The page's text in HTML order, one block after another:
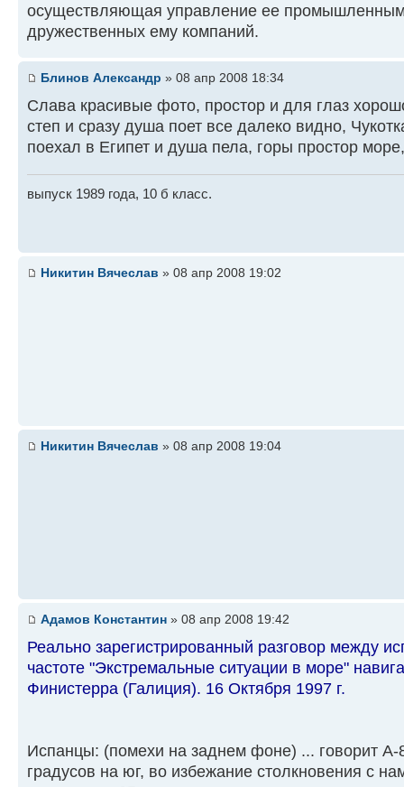
осуществляющая управление ее
дружественных ему компаний.
Блинов Александр » 08 апр 2008 18:34
Слава красивые фото, простор и для глаз
степ и сразу душа поет все далеко видно,
поехал в Египет и душа пела, горы простор
выпуск 1989 года, 10 б класс.
Никитин Вячеслав » 08 апр 2008 19:02
Никитин Вячеслав » 08 апр 2008 19:04
Адамов Константин » 08 апр 2008 19:42
Реально зарегистрированный разговор между
частоте "Экстремальные ситуации в море"
Финистерра (Галиция). 16 Октября 1997 г.
Испанцы: (помехи на заднем фоне) ... говорит А-
градусов на юг, во избежание столкновения с